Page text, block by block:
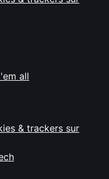
all
& trackers sur